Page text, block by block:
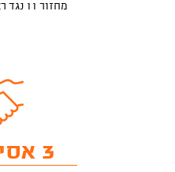
מחזור 11 נגד ראשון לציון בבית
3 אסיסטים